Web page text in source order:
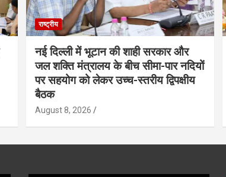
राष्ट्रीय
नई दिल्ली में भूटान की शाही सरकार और
जल शक्ति मंत्रालय के बीच सीमा-पार नदियों
पर सहयोग को लेकर उच्च-स्तरीय द्विपक्षीय
बैठक
August 8, 2026